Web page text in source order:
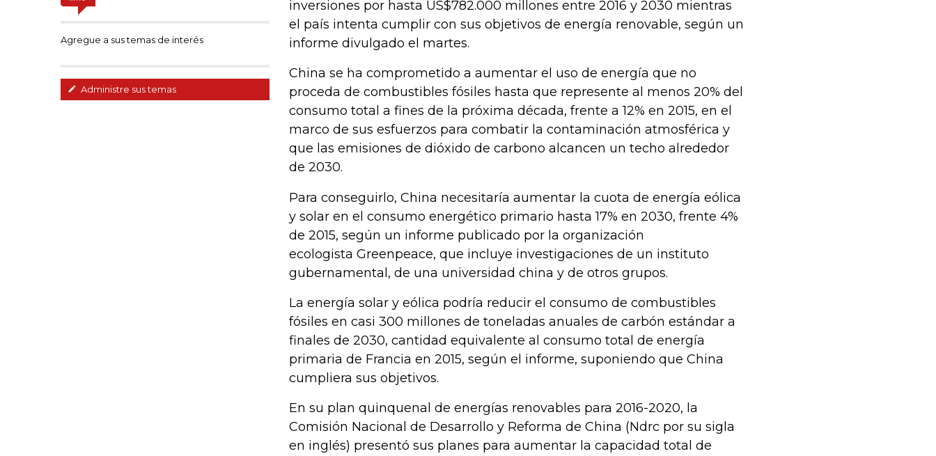
Agregue a sus temas de interés
Administre sus temas
inversiones por hasta US$782.000 millones entre 2016 y 2030 mientras
el país intenta cumplir con sus objetivos de energía renovable, según un
informe divulgado el martes.
China se ha comprometido a aumentar el uso de energía que no
proceda de combustibles fósiles hasta que represente al menos 20% del
consumo total a fines de la próxima década, frente a 12% en 2015, en el
marco de sus esfuerzos para combatir la contaminación atmosférica y
que las emisiones de dióxido de carbono alcancen un techo alrededor
de 2030.
Para conseguirlo, China necesitaría aumentar la cuota de energía eólica
y solar en el consumo energético primario hasta 17% en 2030, frente 4%
de 2015, según un informe publicado por la organización
ecologista Greenpeace, que incluye investigaciones de un instituto
gubernamental, de una universidad china y de otros grupos.
La energía solar y eólica podría reducir el consumo de combustibles
fósiles en casi 300 millones de toneladas anuales de carbón estándar a
finales de 2030, cantidad equivalente al consumo total de energía
primaria de Francia en 2015, según el informe, suponiendo que China
cumpliera sus objetivos.
En su plan quinquenal de energías renovables para 2016-2020, la
Comisión Nacional de Desarrollo y Reforma de China (Ndrc por su sigla
en inglés) presentó sus planes para aumentar la capacidad total de